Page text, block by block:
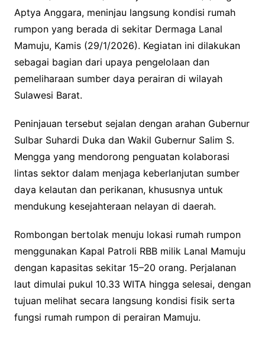
Aptya Anggara, meninjau langsung kondisi rumah
rumpon yang berada di sekitar Dermaga Lanal
Mamuju, Kamis (29/1/2026). Kegiatan ini dilakukan
sebagai bagian dari upaya pengelolaan dan
pemeliharaan sumber daya perairan di wilayah
Sulawesi Barat.
Peninjauan tersebut sejalan dengan arahan Gubernur
Sulbar Suhardi Duka dan Wakil Gubernur Salim S.
Mengga yang mendorong penguatan kolaborasi
lintas sektor dalam menjaga keberlanjutan sumber
daya kelautan dan perikanan, khususnya untuk
mendukung kesejahteraan nelayan di daerah.
Rombongan bertolak menuju lokasi rumah rumpon
menggunakan Kapal Patroli RBB milik Lanal Mamuju
dengan kapasitas sekitar 15–20 orang. Perjalanan
laut dimulai pukul 10.33 WITA hingga selesai, dengan
tujuan melihat secara langsung kondisi fisik serta
fungsi rumah rumpon di perairan Mamuju.